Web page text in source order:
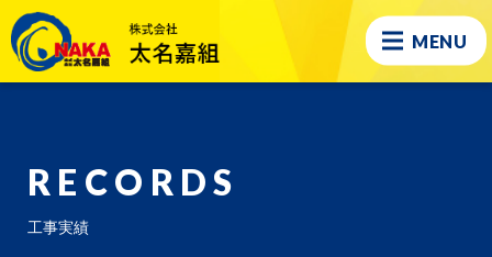
MENU
RECORDS
工事実績